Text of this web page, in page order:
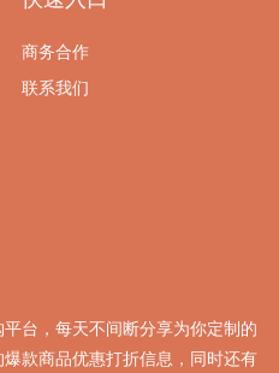
商务合作
联系我们
台，每天不间断分享为你定制的
款商品优惠打折信息，同时还有